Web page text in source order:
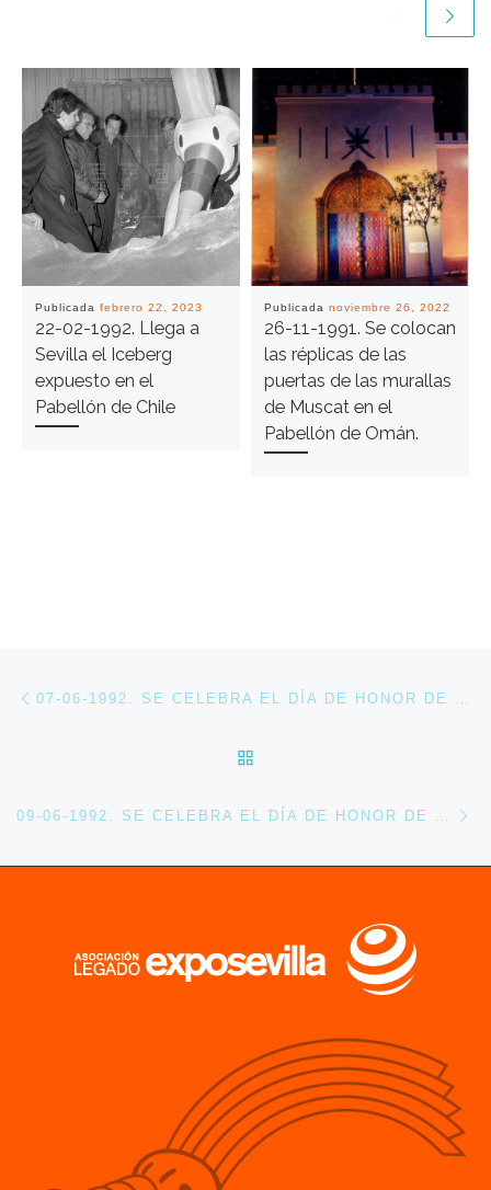
Publicada febrero 22, 2023
22-02-1992. Llega a
Sevilla el Iceberg
expuesto en el
Pabellón de Chile
Publicada noviembre 26, 2022
26-11-1991. Se colocan
las réplicas de las
puertas de las murallas
de Muscat en el
Pabellón de Omán.
Navegación de entradas